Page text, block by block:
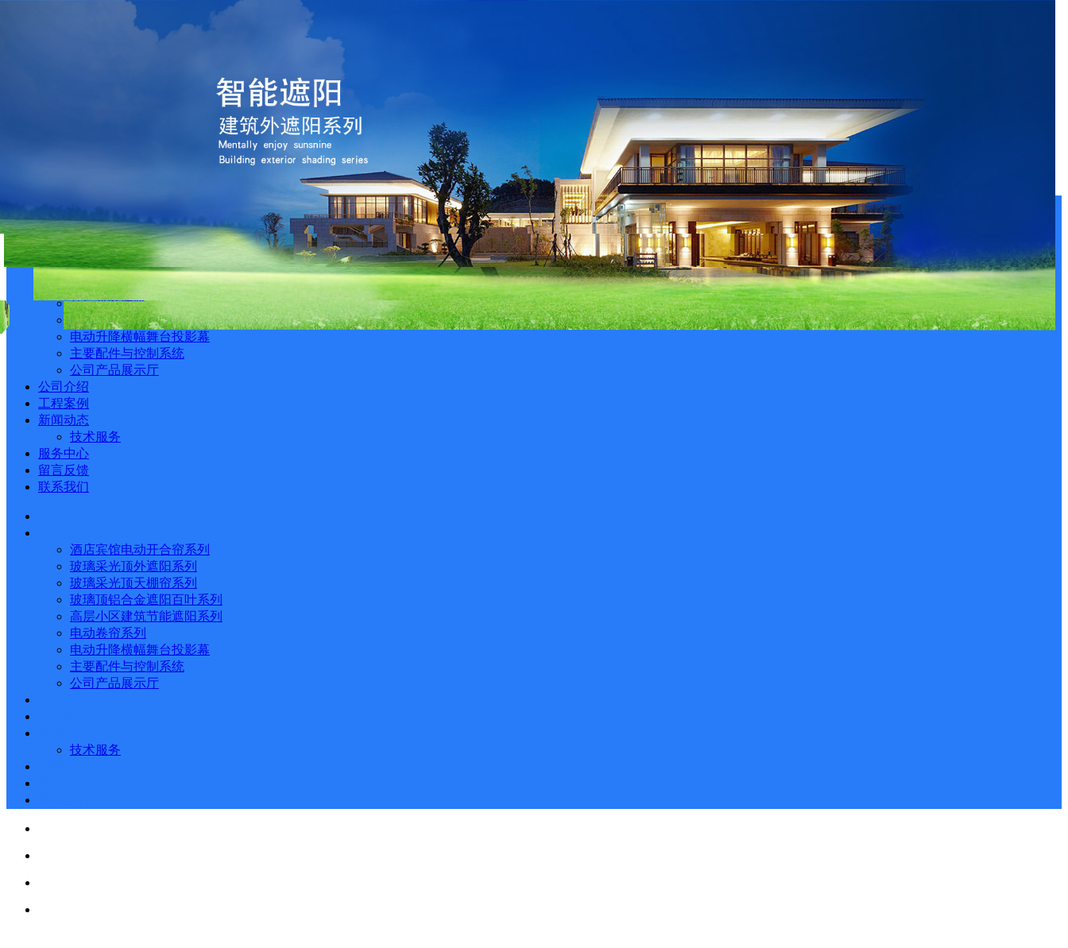
上海金梧桐智能遮阳技术有限公司
上海嘉定区安亭镇方南路15号
产品展示
酒店宾馆电动开合帘系列
玻璃采光顶外遮阳系列
玻璃采光顶天棚帘系列
玻璃顶铝合金遮阳百叶系列
高层小区建筑节能遮阳系列
电动卷帘系列
电动升降横幅舞台投影幕
主要配件与控制系统
公司产品展示厅
公司介绍
工程案例
新闻动态
技术服务
服务中心
留言反馈
联系我们
酒店宾馆电动开合帘系列
玻璃采光顶外遮阳系列
玻璃采光顶天棚帘系列
玻璃顶铝合金遮阳百叶系列
高层小区建筑节能遮阳系列
电动卷帘系列
电动升降横幅舞台投影幕
主要配件与控制系统
公司产品展示厅
技术服务